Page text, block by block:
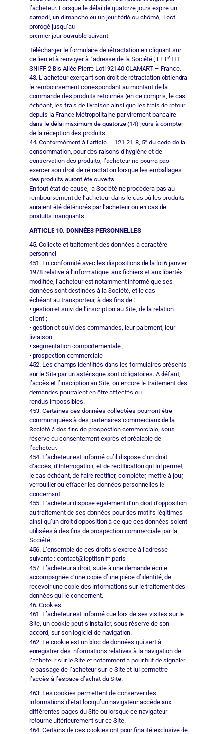
l’acheteur. Lorsque le délai de quatorze jours expire un
samedi, un dimanche ou un jour férié ou chômé, il est
prorogé jusqu’au
premier jour ouvrable suivant.
Télécharger le formulaire de rétractation en cliquant sur
ce lien et à renvoyer à l’adresse de la Société ; LE P’TIT
SNIFF 2 Bis Allée Pierre Loti 92140 CLAMART – France.
43. L’acheteur exerçant son droit de rétractation obtiendra
le remboursement correspondant au montant de la
commande des produits retournés (en ce compris, le cas
échéant, les frais de livraison ainsi que les frais de retour
depuis la France Métropolitaine par virement bancaire
dans le délai maximum de quatorze (14) jours à compter
de la réception des produits.
44. Conformément à l’article L. 121-21-8, 5° du code de la
consommation, pour des raisons d’hygiène et de
conservation des produits, l’acheteur ne pourra pas
exercer son droit de rétractation lorsque les emballages
des produits auront été ouverts.
En tout état de cause, la Société ne procèdera pas au
remboursement de l’acheteur dans le cas où les produits
auraient été détériorés par l’acheteur ou en cas de
produits manquants.
ARTICLE 10. DONNÉES PERSONNELLES
45. Collecte et traitement des données à caractère
personnel
451. En conformité avec les dispositions de la loi 6 janvier
1978 relative à l’informatique, aux fichiers et aux libertés
modifiée, l’acheteur est notamment informé que ses
données sont destinées à la Société, et le cas
échéant au transporteur, à des fins de :
• gestion et suivi de l’inscription au Site, de la relation
client ;
• gestion et suivi des commandes, leur paiement, leur
livraison ;
• segmentation comportementale ;
• prospection commerciale
452. Les champs identifiés dans les formulaires présents
sur le Site par un astérisque sont obligatoires. A défaut,
l’accès et l’inscription au Site, ou encore le traitement des
demandes pourraient en être affectés ou
rendus impossibles.
453. Certaines des données collectées pourront être
communiquées à des partenaires commerciaux de la
Société à des fins de prospection commerciale, sous
réserve du consentement exprès et préalable de
l’acheteur.
454. L’acheteur est informé qu’il dispose d’un droit
d’accès, d’interrogation, et de rectification qui lui permet,
le cas échéant, de faire rectifier, compléter, mettre à jour,
verrouiller ou effacer les données personnelles le
concernant.
455. L’acheteur dispose également d’un droit d’opposition
au traitement de ses données pour des motifs légitimes
ainsi qu’un droit d’opposition à ce que ces données soient
utilisées à des fins de prospection commerciale par la
Société.
456. L’ensemble de ces droits s’exerce à l’adresse
suivante : contact@leptitsniff.paris
457. L’acheteur a droit, suite à une demande écrite
accompagnée d’une copie d’une pièce d’identité, de
recevoir une copie des informations sur le traitement des
données qui le concernent.
46. Cookies
461. L’acheteur est informé que lors de ses visites sur le
Site, un cookie peut s’installer, sous réserve de son
accord, sur son logiciel de navigation.
462. Le cookie est un bloc de données qui sert à
enregistrer des informations relatives à la navigation de
l’acheteur sur le Site et notamment a pour but de signaler
le passage de l’acheteur sur le Site et lui permettre
l’accès à l’espace d’achat du Site.
463. Les cookies permettent de conserver des
informations d’état lorsqu’un navigateur accède aux
différentes pages du Site ou lorsque ce navigateur
retourne ultérieurement sur ce Site.
464. Certains de ces cookies ont pour finalité exclusive de